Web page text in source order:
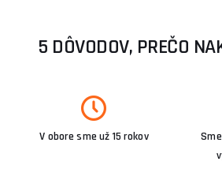
5 DÔVODOV, PREČO
V obore sme už 15 rokov